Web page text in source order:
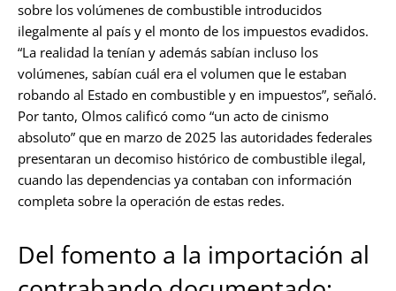
sobre los volúmenes de combustible introducidos
ilegalmente al país y el monto de los impuestos evadidos.
“La realidad la tenían y además sabían incluso los
volúmenes, sabían cuál era el volumen que le estaban
robando al Estado en combustible y en impuestos”, señaló.
Por tanto, Olmos calificó como “un acto de cinismo
absoluto” que en marzo de 2025 las autoridades federales
presentaran un decomiso histórico de combustible ilegal,
cuando las dependencias ya contaban con información
completa sobre la operación de estas redes.
Del fomento a la importación al